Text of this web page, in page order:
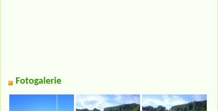
Fotogalerie